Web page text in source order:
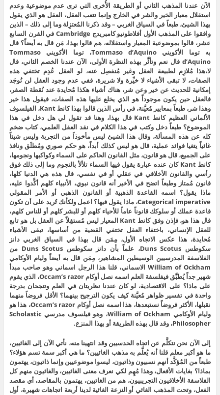
الآن عندنا المذهب الثاني أو الطريقة الأُخرى التي ترى عدم موضوعية وعدم
استقلال معيار الخير والشر في الخارج وإنما تتعب العقل، العقل هو الذي يقول
بهذا الشيئ، طبعاً في السياق الغربي – وقد ذكرنا المُعتزِلة وما إلى ذلك – الذين
وافقوا على المذهب الأول أفلاطونيو كامبريدج Cambridge في القرن السابع
عشر، قالوا بموضوعية المعيار واستقلاله، هم قالوا بهذا، مَن قال به أيضاً؟ قال
به توما الأكويني Tommaso d’Aquino، توما الأكويني Tommaso
d’Aquino قال نعم وتأثَّر بهذه النظرة الأولى، الآن عندنا الخصم الثاني، قال
لا،هذا مُلازِم لطبيعة العقل وغير مُنفصِل عنه، لو العقل عُدِم تختفي هذه
الصفات، لا تبقى الأشياء لا خيِّرة ولا شريرة، ففي عدم وجود العقل لن تُوجَد
إمكانية للحديث عن خير وعن شر، هناك أشياء هكذا مُحايدة عند نُقطة الصفر،
فالعقل حين يكون موجوداً هو الذي يخلع عليها هذه الصفات، فيقول هذا خير
وهذا شر، طبعاً بمعايير مُعيَّنة، في رأس الذين قالوا بهذا كانط Kant، الفيلسوف
الألماني العظيم كانط Kant قال بهذا، وهنا قد تقول لي هل دخل في هذا
الموضوع؟ طبعاً دخل وكتب في هذا الكلام في نقد العقل العلمي، كتاب ضخم
كله عن هذه المسألة، وقال هذا الشيئ ليس مأخوذاً من التجربة وليس شيئاً
غائياً يتغيا فوائد عملية، قال هو ليس كذلك أبداً، هو حكم صوري ومُطلَق ونافذ
على الجميع، قال هو قانون، مثل القانون الحاكم على السماء وكواكبها ونجومها،
كانط Kant كان عنده عبارة يقول فيها السماء تلألأ بالنجوم وما إلى ذلك فوق
رأسي والقانون الأخلاقي في عقلي أو في نفسي، قال هذه هي الدنيا كلها،
قانون مُمتاز وطبعاً اتضح في الأخير أنه قانون نبوي، الأنبياء كلهم أكَّدوا عليه،
ماذا يقول؟ اسمه القاعدة الذهبية أو القانون الذهبي أو الأمر المقولي
Categorical imperative، ماذا يقول فيها؟ اعمل ولكأنك تُريد على أن تكون
قاعدة عملك أو سلوكك قانوناً عاماً للأحياء كلهم أو للبشر كلهم أو للناس كلهم،
قال هذا هو، فإذن وفق كانط Kant المعيار ليس مُستقِلاً عن العقل بل هو تابع
للعقل الإنساني، باختفاء العقل تختفي القضية من أساسها، تبقى الأشياء
مُحايدة، هذا عكس الاتجاه الأول، مِمَن قال بهذا في السياق الغربي دانز
سكوطس Duns Scotus، علماً بأن دانز سكوطس Duns Scotus من
الفلاسفة المدرسيين الوسيطين المشاهير، مِمَن قال به أيضاً وليام الأوكامي
William of Ockham الاسماني، قلنا هذا الرجل اسماني وهو صاحب مبدأ
شهير جداً يُطبَّق فيفلسفة العلم اسمه نصل أوكام Occam’s razor، الذي يقوم
على ماذا؟ على الاقتصادية، لو كان عندنا نظريتان في العلم وتنجحان بدرجة
واحدة في تفسير ظواهر مُعيَّنة كيف يكون الترجيح بينهما؟ الأقل فروضاً منهما
نقبلها، الأكثر فروضاً نستبعدها، هذا اسمه نصل أوكام Occam’s razor، هذا هو
وليام الأوكامي William of Ockham، وهو فيلسوف مدرسي Scholastic
Philosopher، وقد قال بهذه الطريقة أو بهذا المنزع.
إلى الآن نحن نتكلَّم عن اتجاه الحدسيين وقد انتهينا منه، نأتي الآن إلى الغائيين،
ما هو أكبر معلم قلنا أنه يُعلَّم به مذهب الغائيين؟ ما هي أكبر سمة تسم هؤلاء؟
طبعاً من المُؤكَّد أنهم نسبيون وذاتيون، ليسوا موضوعيين وإنما ذاتيون، يهتمون
بماذا؟ بغايات الأفعال، وهذا مُهِم لكي نعرف معنى الغائيين، والغائيون منهم كل
الفلاسفة الأخلاقيون التجريبيون، هم من الغائيين، يهتمون بالمقاصد، أي مقصد
الفعل، وتحت المذهب الغائي أو النزعة الغائية لدينا أربعة اتجاهات شهيرة، أول